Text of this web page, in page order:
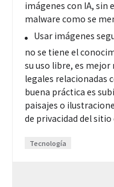
imágenes con IA, sin
malware como se
Usar imágenes
no se tiene el
su uso libre, es
legales relacionadas
buena práctica es
paisajes o
de privacidad del
Tecnología